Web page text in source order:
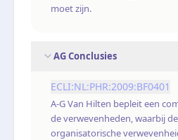
moet zijn.
AG Conclusies
ECLI:NL:PHR:2009:BF0401
A-G Van Hilten bepleit een
de verwevenheden, waarbij
organisatorische